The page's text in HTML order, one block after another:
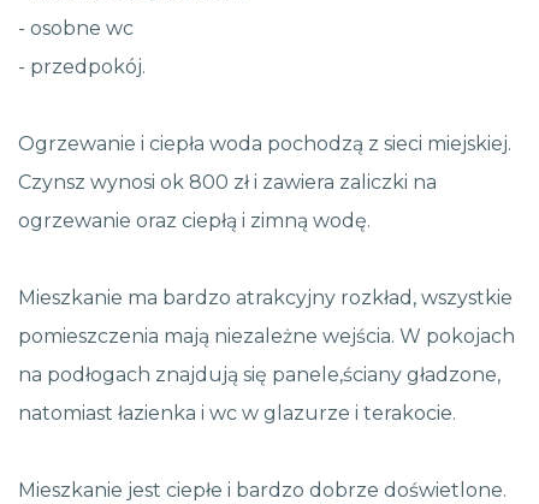
- osobne wc
- przedpokój.
Ogrzewanie i ciepła woda pochodzą z sieci miejskiej.
Czynsz wynosi ok 800 zł i zawiera zaliczki na
ogrzewanie oraz ciepłą i zimną wodę.
Mieszkanie ma bardzo atrakcyjny rozkład, wszystkie
pomieszczenia mają niezależne wejścia. W pokojach
na podłogach znajdują się panele,ściany gładzone,
natomiast łazienka i wc w glazurze i terakocie.
Mieszkanie jest ciepłe i bardzo dobrze doświetlone.